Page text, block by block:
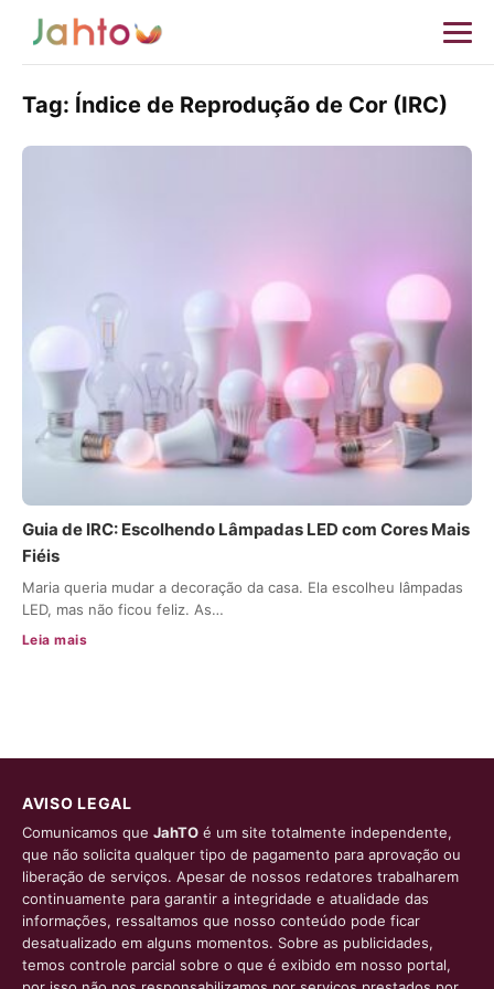
Tag: Índice de Reprodução de Cor (IRC)
Guia de IRC: Escolhendo Lâmpadas LED com Cores Mais
Fiéis
Maria queria mudar a decoração da casa. Ela escolheu lâmpadas
LED, mas não ficou feliz. As…
Leia mais
AVISO LEGAL
Comunicamos que JahTO é um site totalmente independente,
que não solicita qualquer tipo de pagamento para aprovação ou
liberação de serviços. Apesar de nossos redatores trabalharem
continuamente para garantir a integridade e atualidade das
informações, ressaltamos que nosso conteúdo pode ficar
desatualizado em alguns momentos. Sobre as publicidades,
temos controle parcial sobre o que é exibido em nosso portal,